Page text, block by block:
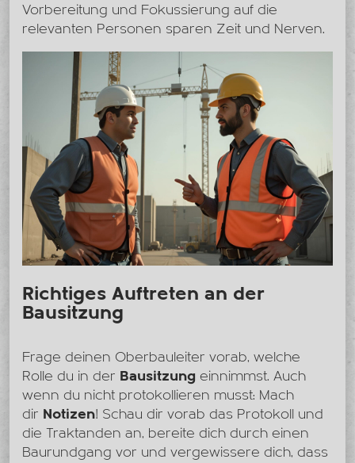
Vorbereitung und Fokussierung auf die
relevanten Personen sparen Zeit und Nerven.
Richtiges Auftreten an der
Bausitzung
Frage deinen Oberbauleiter vorab, welche
Rolle du in der Bausitzung einnimmst. Auch
wenn du nicht protokollieren musst: Mach
dir Notizen! Schau dir vorab das Protokoll und
die Traktanden an, bereite dich durch einen
Baurundgang vor und vergewissere dich, dass